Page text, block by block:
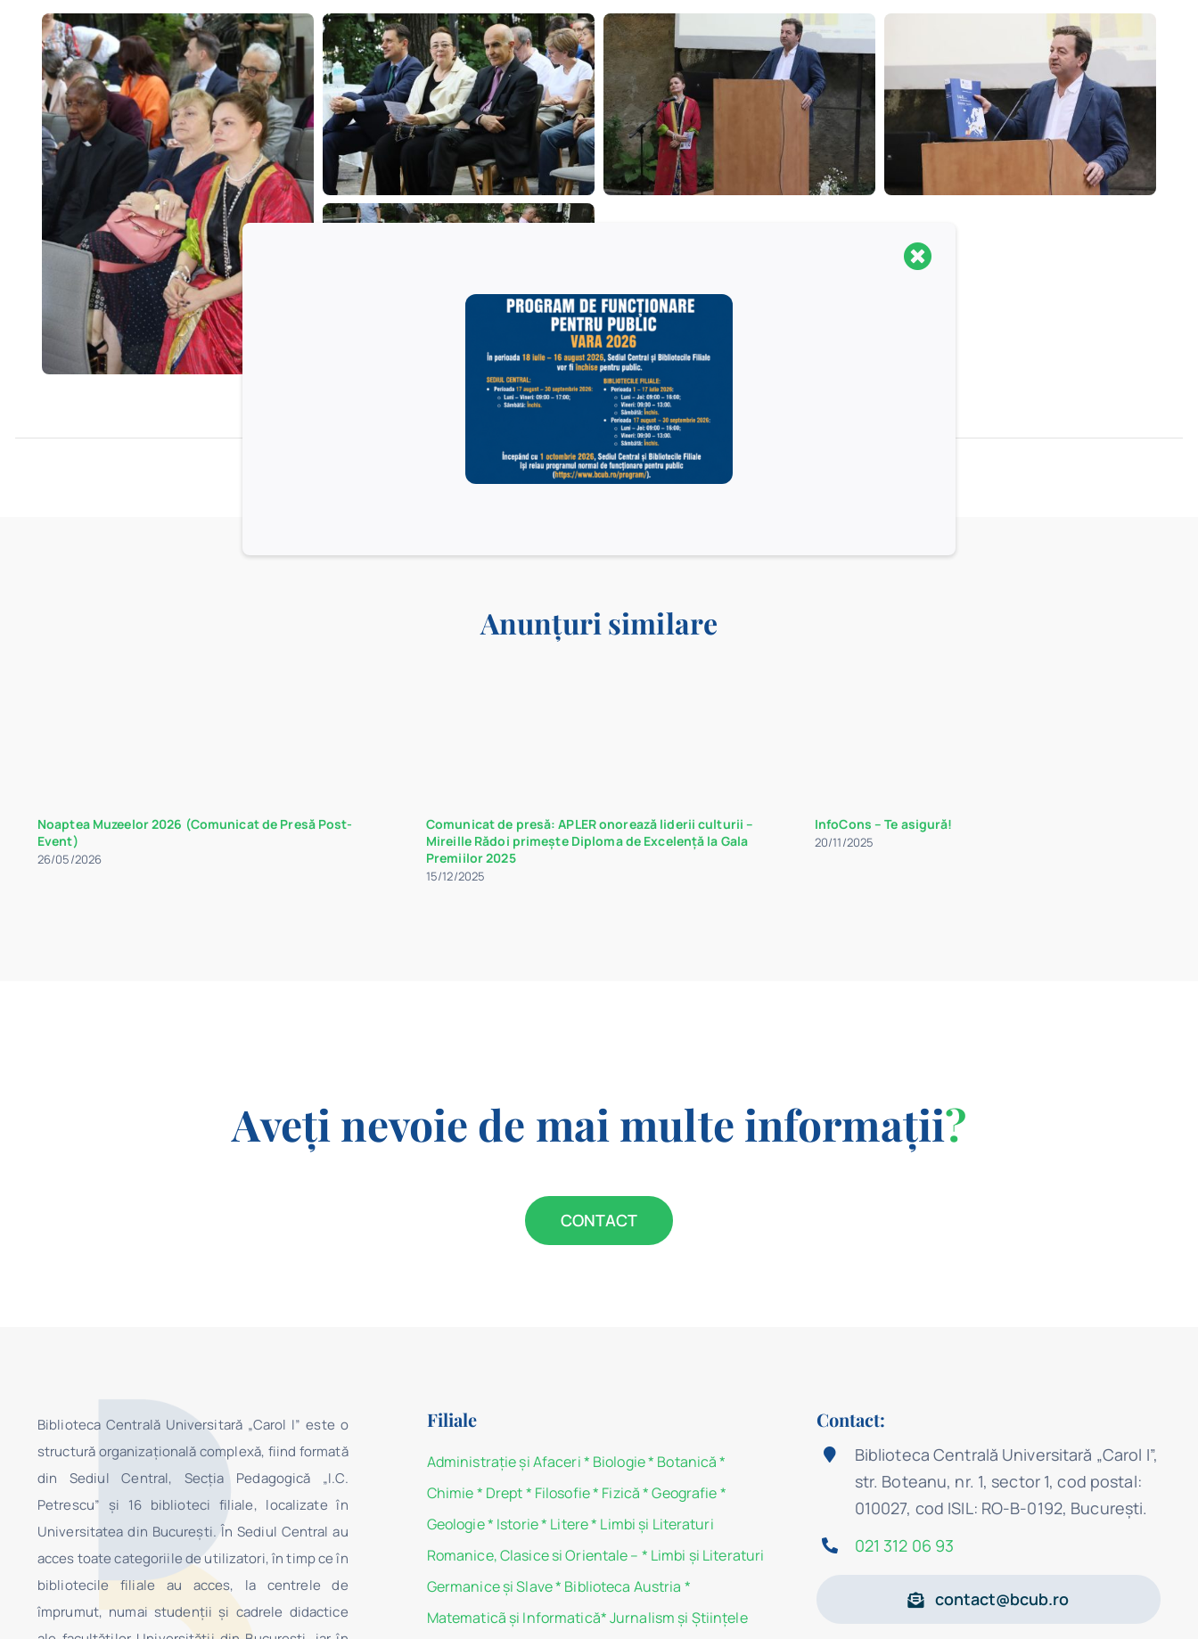
Anunțuri similare
Noaptea Muzeelor 2026 (Comunicat de Presă Post-
Event)
26/05/2026
Comunicat de presă: APLER onorează liderii culturii –
Mireille Rădoi primește Diploma de Excelență la Gala
Premiilor 2025
15/12/2025
InfoCons – Te asigură!
20/11/2025
Aveți nevoie de mai multe informații?
CONTACT
Biblioteca Centrală Universitară „Carol I” este o
structură organizaţională complexă, fiind formată
din Sediul Central, Secţia Pedagogică „I.C.
Petrescu” şi 16 biblioteci filiale, localizate în
Universitatea din Bucureşti. În Sediul Central au
acces toate categoriile de utilizatori, în timp ce în
bibliotecile filiale au acces, la centrele de
împrumut, numai studenţii şi cadrele didactice
Filiale
Administraţie şi Afaceri* Biologie* Botanică *
Chimie* Drept* Filosofie* Fizică* Geografie*
Geologie* Istorie* Litere* Limbi și Literaturi
Romanice, Clasice si Orientale – * Limbi și Literaturi
Germanice şi Slave* Biblioteca Austria *
Matematicã și Informatică*Jurnalism şi Ştiinţele
Contact:
Biblioteca Centrală Universitară „Carol I”,
str. Boteanu, nr. 1, sector 1, cod postal:
010027, cod ISIL: RO-B-0192, Bucureşti.
021 312 06 93
contact@bcub.ro